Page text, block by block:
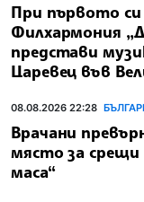
При първото си
Филхармония
представи
Царевец във
08.08.2026 22:28
Врачани
място за
маса“